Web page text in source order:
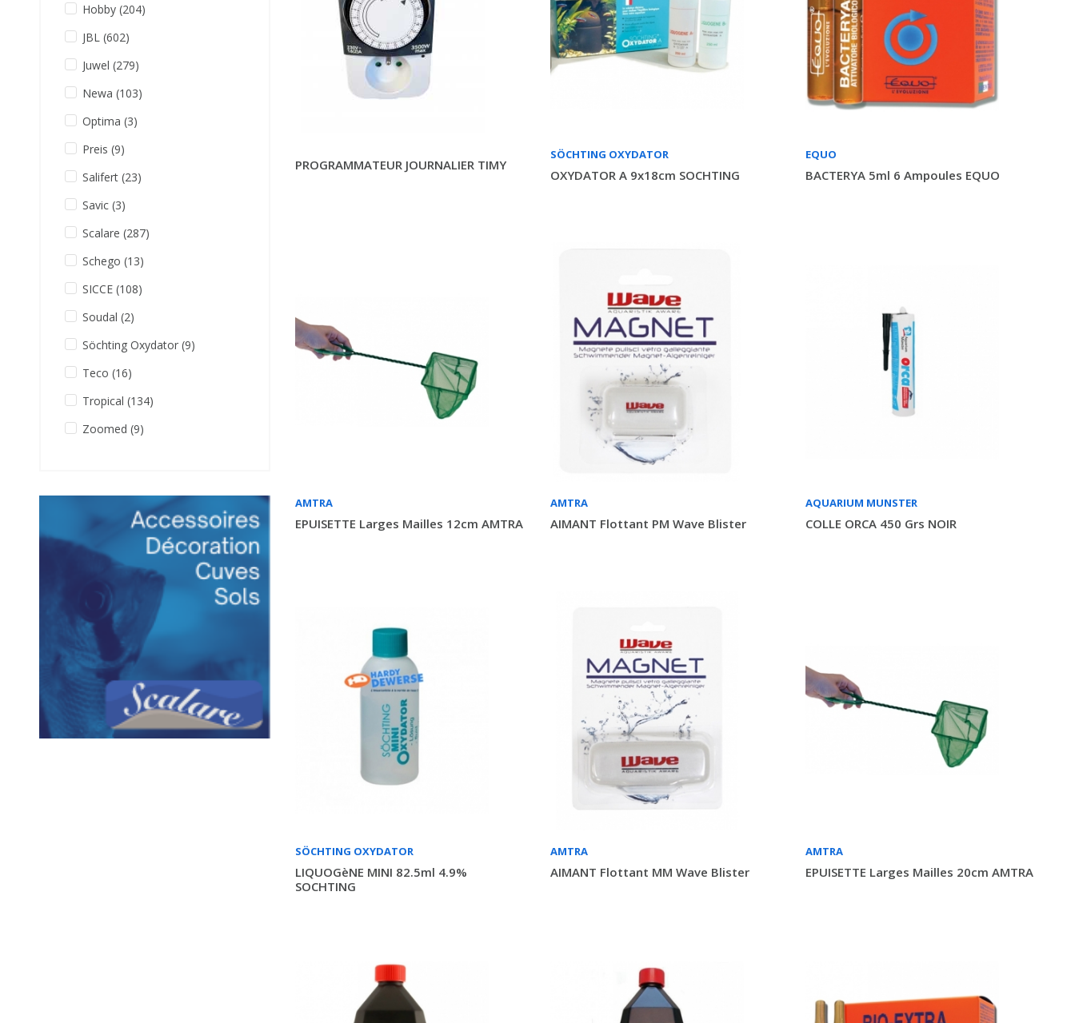
Hobby (204)
JBL (602)
Juwel (279)
Newa (103)
Optima (3)
Preis (9)
Salifert (23)
Savic (3)
Scalare (287)
Schego (13)
SICCE (108)
Soudal (2)
Söchting Oxydator (9)
Teco (16)
Tropical (134)
Zoomed (9)
PROGRAMMATEUR JOURNALIER TIMY
SÖCHTING OXYDATOR
OXYDATOR A 9x18cm SOCHTING
EQUO
BACTERYA 5ml 6 Ampoules EQUO
AMTRA
EPUISETTE Larges Mailles 12cm AMTRA
AMTRA
AIMANT Flottant PM Wave Blister
AQUARIUM MUNSTER
COLLE ORCA 450 Grs NOIR
SÖCHTING OXYDATOR
LIQUOGèNE MINI 82.5ml 4.9%
SOCHTING
AMTRA
AIMANT Flottant MM Wave Blister
AMTRA
EPUISETTE Larges Mailles 20cm AMTRA